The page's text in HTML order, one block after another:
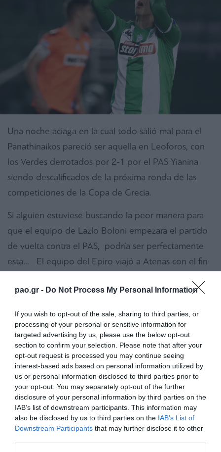
pao.gr - Do Not Process My Personal Information
If you wish to opt-out of the sale, sharing to third parties, or
processing of your personal or sensitive information for
targeted advertising by us, please use the below opt-out
section to confirm your selection. Please note that after your
opt-out request is processed you may continue seeing
interest-based ads based on personal information utilized by
us or personal information disclosed to third parties prior to
your opt-out. You may separately opt-out of the further
disclosure of your personal information by third parties on the
IAB’s list of downstream participants. This information may
also be disclosed by us to third parties on the IAB’s List of
Downstream Participants that may further disclose it to other
Una noche aciaga en la cual todo salió mal para el
Panathinaikos pareció ser aquella en Leoforos, con
los Verdes derrotados por 2-1 por el PAS Yianina
siendo descalificados de la próxima ronda de las
competiciones de la Copa de Grecia.
Si alguien estuviese buscando la peor manera para
que el equipo de Lazlo Boloni empezara el partido
de vuelta contra el PAS, podría ser perfectamente
esta… El equipo del Epiro viajó a Atenas con el fin
partido de ida, en Agrinion. Ni siquiera los
diez minutos desde el inicio del duelo estarían
ganando 2-0.
Con dos ataques contra la portería de Diudis el PAS
logró marcar dos veces llevando a los jugadores del
Panathinaikos en una situación muy difícil que
intentaban remontar. El tanto marcado por
Pantelakis en el tercer minuto y el gol en la propia